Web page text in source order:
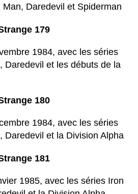
Daredevil et Spiderman
179
1984, avec les séries
Daredevil et les débuts de la
180
1984, avec les séries
Daredevil et la Division Alpha
181
1985, avec les séries Iron